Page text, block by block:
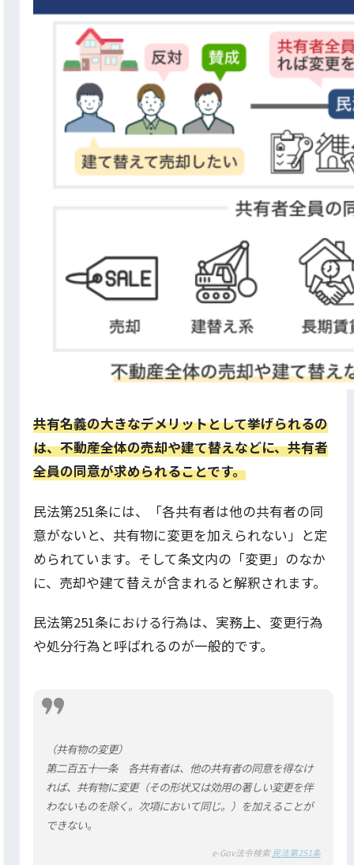
共有名義の大きなデメリットとして挙げられるの
は、不動産全体の売却や建て替えなどに、共有者
全員の同意が求められることです。
民法第251条には、「各共有者は他の共有者の同
意がないと、共有物に変更を加えられない」と定
められています。そして条文内の「変更」のなか
に、売却や建て替えが含まれると解釈されます。
民法第251条における行為は、実務上、変更行為
や処分行為と呼ばれるのが一般的です。
（共有物の変更）
第二百五十一条 各共有者は、他の共有者の同意を得なけ
れば、共有物に変更（その形状又は効用の著しい変更を伴
わないものを除く。次項において同じ。）を加えることが
できない。
e-Gov法令検索 民法第251条